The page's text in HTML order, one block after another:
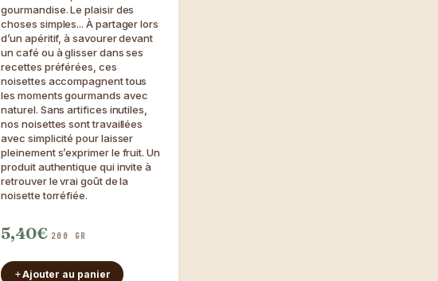
gourmandise. Le plaisir des
choses simples... À partager lors
d’un apéritif, à savourer devant
un café ou à glisser dans ses
recettes préférées, ces
noisettes accompagnent tous
les moments gourmands avec
naturel. Sans artifices inutiles,
nos noisettes sont travaillées
avec simplicité pour laisser
pleinement s’exprimer le fruit. Un
produit authentique qui invite à
retrouver le vrai goût de la
noisette torréfiée.
5,40€ 200 GR
Ajouter au panier